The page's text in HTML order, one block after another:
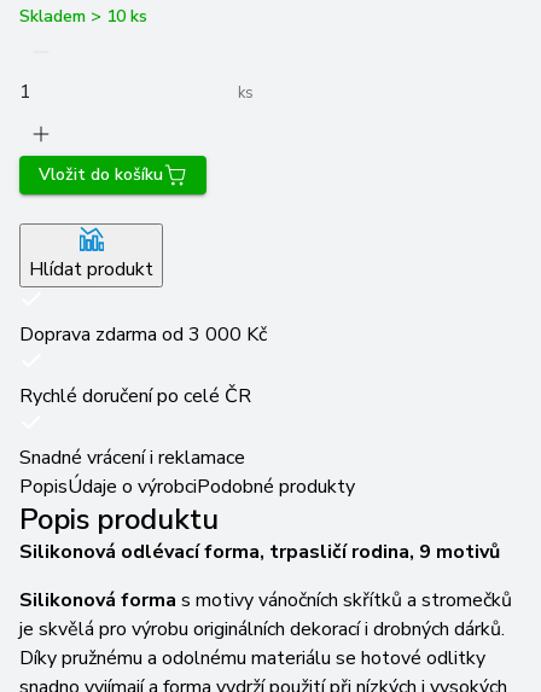
Skladem > 10 ks
ks
Vložit do košíku
Hlídat produkt
Doprava zdarma od 3 000 Kč
Rychlé doručení po celé ČR
Snadné vrácení i reklamace
PopisÚdaje o výrobciPodobné produkty
Popis produktu
Silikonová odlévací forma, trpasličí rodina, 9 motivů
Silikonová forma s motivy vánočních skřítků a stromečků
je skvělá pro výrobu originálních dekorací i drobných dárků.
Díky pružnému a odolnému materiálu se hotové odlitky